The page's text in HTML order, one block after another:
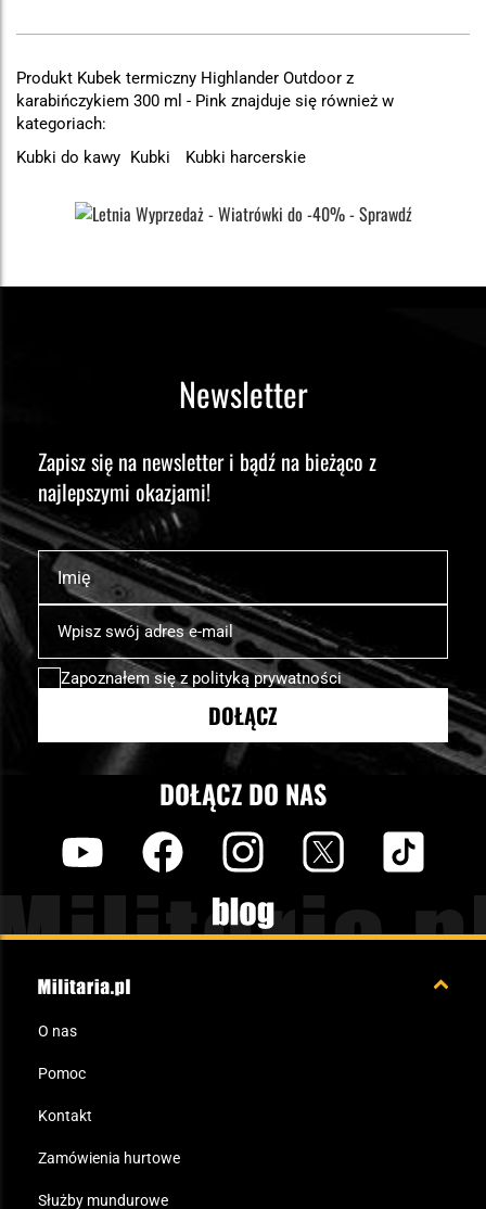
Produkt Kubek termiczny Highlander Outdoor z
karabińczykiem 300 ml - Pink znajduje się również w
kategoriach:
Kubki do kawy Kubki Kubki harcerskie
Newsletter
Zapisz się na newsletter i bądź na bieżąco z
najlepszymi okazjami!
Imię
Subskrybuj
nasz
newsletter:
Zapoznałem się z polityką prywatności
DOŁĄCZ
DOŁĄCZ DO NAS
Blog
O nas
Pomoc
Kontakt
Zamówienia hurtowe
Służby mundurowe